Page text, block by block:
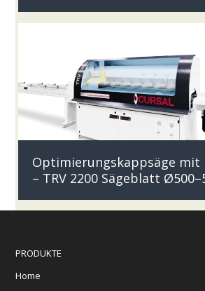
Optimierungskappsäge mit
– TRV 2200 Sägeblatt
PRODUKTE
Home